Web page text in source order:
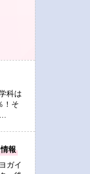
科は
！そ
…
報
ガイ